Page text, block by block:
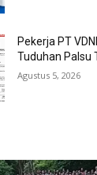
Pekerja PT
Tuduhan Palsu
Agustus 5, 2026